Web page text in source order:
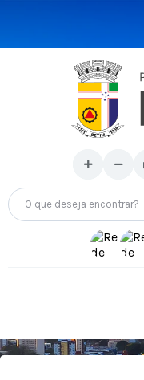
O que deseja encontrar?